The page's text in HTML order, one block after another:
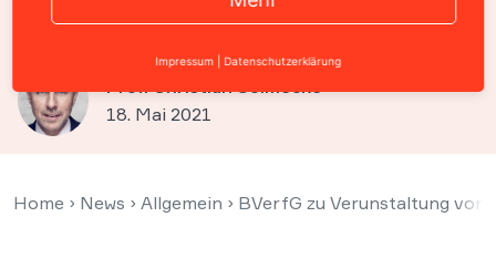
Kunstfreiheit gedeckt
Prof. Christian Solmecke
18. Mai 2021
Home › News › Allgemein › BVerfG zu Verunstaltung
Impressum Datenschutzerklärung